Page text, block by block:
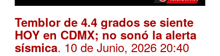
Temblor de 4.4 grados se siente
HOY en CDMX; no sonó la alerta
sísmica. 10 de Junio, 2026 20:40